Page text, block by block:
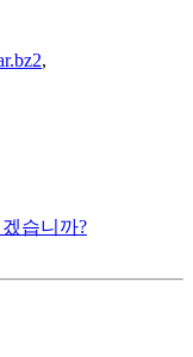
Ranger Vii,
B450 Steel
,
습니까?